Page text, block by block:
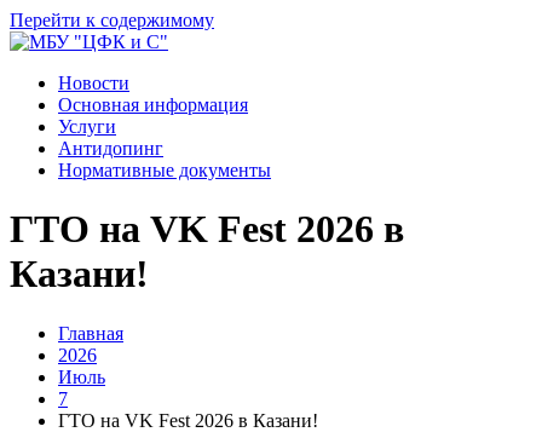
Перейти к содержимому
Новости
Основная информация
Услуги
Антидопинг
Нормативные документы
ГТО на VK Fest 2026 в
Казани!
Главная
2026
Июль
7
ГТО на VK Fest 2026 в Казани!